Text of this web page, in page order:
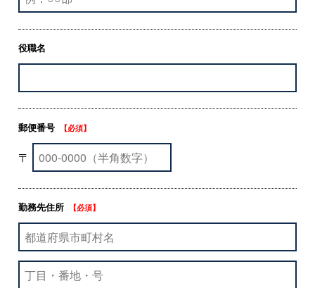
役職名
郵便番号 【必須】
〒
勤務先住所 【必須】